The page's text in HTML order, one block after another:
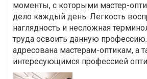
моменты, с которыми мастер-
дело каждый день. Легкость
наглядность и несложная
труда освоить данную
адресована мастерам-оптикам, а
интересующимся профессией